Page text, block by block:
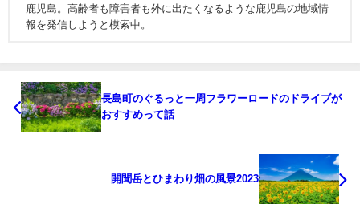
鹿児島。高齢者も障害者も外に出たくなるような鹿児島の地域情
報を発信しようと模索中。
長島町のぐるっと一周フラワーロードのドライブが
おすすめって話
開聞岳とひまわり畑の風景2023